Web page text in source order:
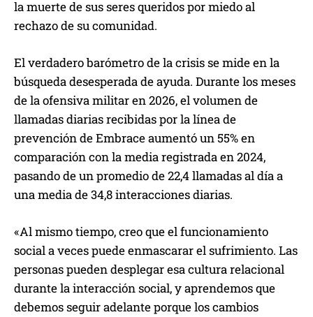
la muerte de sus seres queridos por miedo al
rechazo de su comunidad.
El verdadero barómetro de la crisis se mide en la
búsqueda desesperada de ayuda. Durante los meses
de la ofensiva militar en 2026, el volumen de
llamadas diarias recibidas por la línea de
prevención de Embrace aumentó un 55% en
comparación con la media registrada en 2024,
pasando de un promedio de 22,4 llamadas al día a
una media de 34,8 interacciones diarias.
«Al mismo tiempo, creo que el funcionamiento
social a veces puede enmascarar el sufrimiento. Las
personas pueden desplegar esa cultura relacional
durante la interacción social, y aprendemos que
debemos seguir adelante porque los cambios